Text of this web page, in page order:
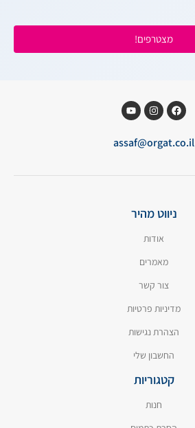
מצטרפים!
assaf@orgat.co.il
ניווט מהיר
אודות
מאמרים
צור קשר
מדיניות פרטיות
הצהרת נגישות
החשבון שלי
קטגוריות
חנות